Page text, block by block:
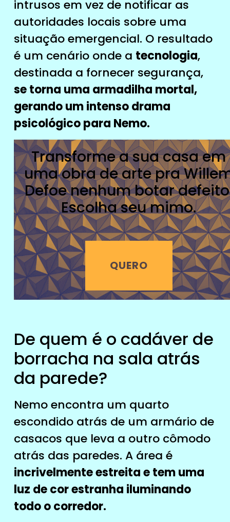
intrusos em vez de notificar as
autoridades locais sobre uma
situação emergencial. O resultado
é um cenário onde a tecnologia,
destinada a fornecer segurança,
se torna uma armadilha mortal,
gerando um intenso drama
psicológico para Nemo.
Transforme a sua casa em
uma obra de arte pra
Defoe nenhum botar
Escolha seu mimo.
QUERO
De quem é o cadáver de
borracha na sala atrás
da parede?
Nemo encontra um quarto
escondido atrás de um armário de
casacos que leva a outro cômodo
atrás das paredes. A área é
incrivelmente estreita e tem uma
luz de cor estranha iluminando
todo o corredor.